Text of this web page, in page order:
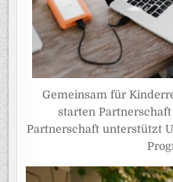
Gemeinsam für
starten
Partnerschaft unterstützt